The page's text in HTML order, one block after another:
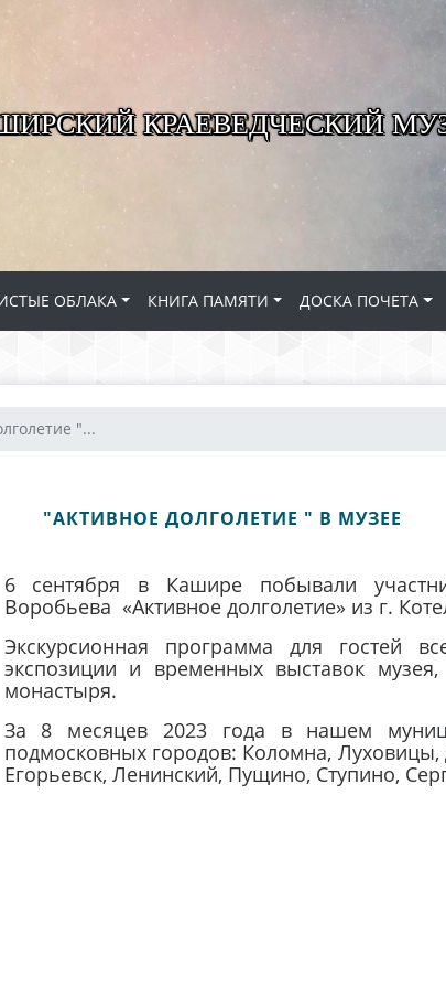
КРАЕВЕДЧЕСКИЙ
ОБЛАКА КНИГА ПАМЯТИ ДОСКА ПОЧЕТА
"...
"АКТИВНОЕ ДОЛГОЛЕТИЕ " В МУЗЕЕ
6 сентября в Кашире побывали
Воробьева «Активное долголетие» из г.
Экскурсионная программа для гостей
экспозиции и временных выставок
монастыря.
За 8 месяцев 2023 года в нашем
подмосковных городов: Коломна,
Егорьевск, Ленинский, Пущино, Ступино,